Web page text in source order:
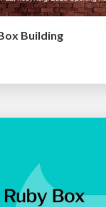
Building